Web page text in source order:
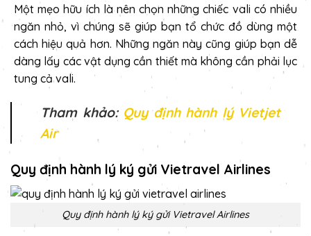
Một mẹo hữu ích là nên chọn những chiếc vali có nhiều
ngăn nhỏ, vì chúng sẽ giúp bạn tổ chức đồ dùng một
cách hiệu quả hơn. Những ngăn này cũng giúp bạn dễ
dàng lấy các vật dụng cần thiết mà không cần phải lục
tung cả vali.
Tham khảo: Quy định hành lý Vietjet
Air
Quy định hành lý ký gửi Vietravel Airlines
Quy định hành lý ký gửi Vietravel Airlines